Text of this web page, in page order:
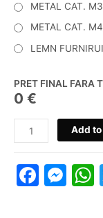
METAL CAT. M3
METAL CAT. M4
LEMN
PRET FINAL FARA
0 €
SCAUN
SONNY
PB
M
TS
Add